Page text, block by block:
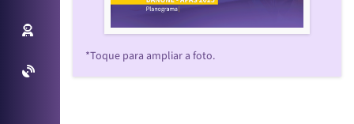
Reconhecimento Facial
*Toque para ampliar a foto.